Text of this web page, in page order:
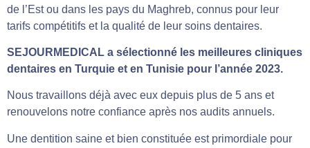
de l’Est ou dans les pays du Maghreb, connus pour leur
tarifs compétitifs et la qualité de leur soins dentaires.
SEJOURMEDICAL a sélectionné les meilleures cliniques
dentaires en Turquie et en Tunisie pour l’année 2023.
Nous travaillons déjà avec eux depuis plus de 5 ans et
renouvelons notre confiance après nos audits annuels.
Une dentition saine et bien constituée est primordiale pour